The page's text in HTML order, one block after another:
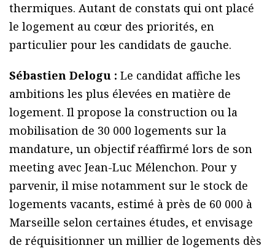
thermiques. Autant de constats qui ont placé
le logement au cœur des priorités, en
particulier pour les candidats de gauche.
Sébastien Delogu : Le candidat affiche les
ambitions les plus élevées en matière de
logement. Il propose la construction ou la
mobilisation de 30 000 logements sur la
mandature, un objectif réaffirmé lors de son
meeting avec Jean-Luc Mélenchon. Pour y
parvenir, il mise notamment sur le stock de
logements vacants, estimé à près de 60 000 à
Marseille selon certaines études, et envisage
de réquisitionner un millier de logements dès